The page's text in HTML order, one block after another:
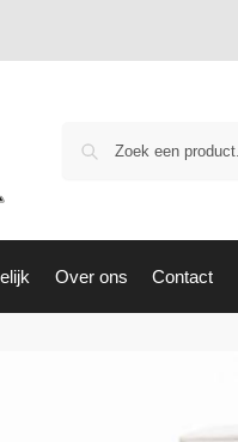
Over ons Contact